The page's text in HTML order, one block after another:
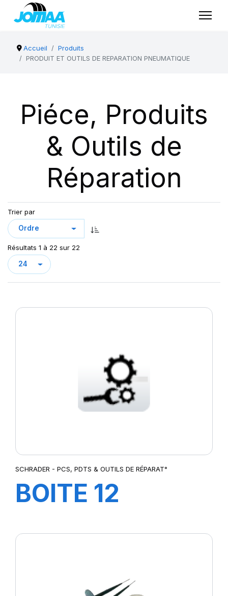
Accueil
Produits
PRODUIT ET OUTILS DE REPARATION PNEUMATIQUE
Piéce, Produits
& Outils de
Réparation
Trier par
Résultats 1 à 22 sur 22
SCHRADER - PCS, PDTS & OUTILS DE RÉPARAT°
BOITE 12
CAOUTCHOUC